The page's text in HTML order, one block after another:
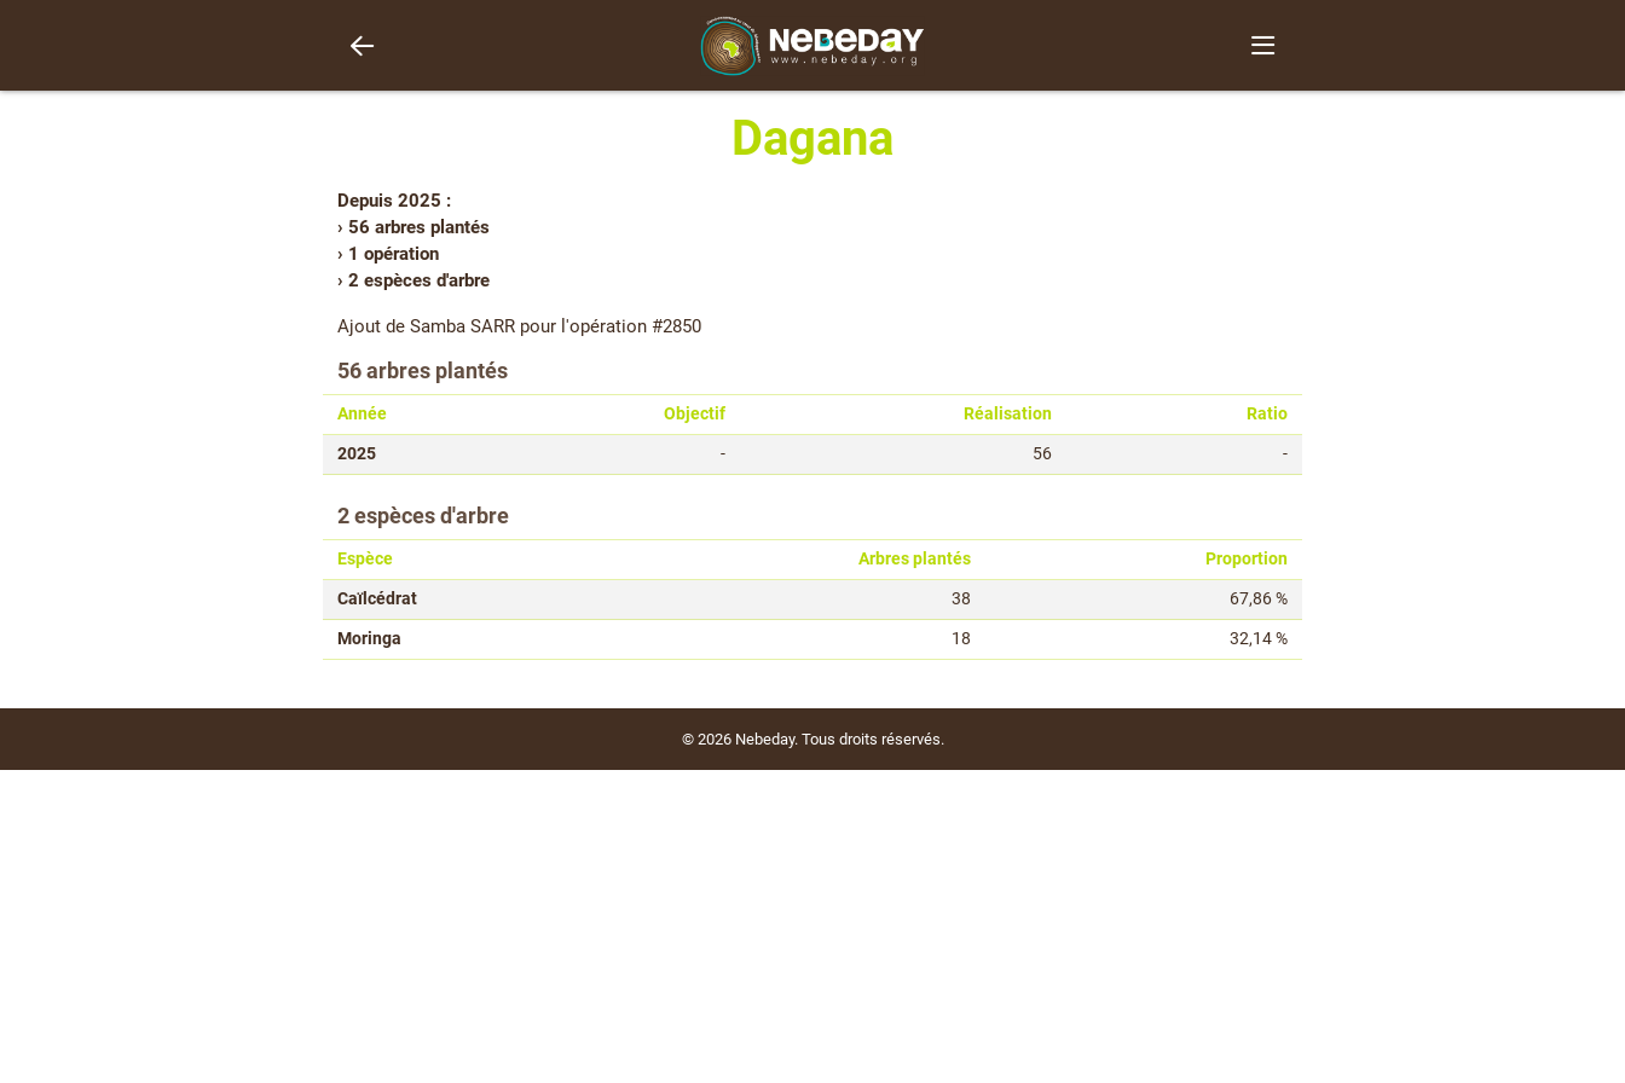
Dagana
Depuis 2025 :
› 56 arbres plantés
› 1 opération
› 2 espèces d'arbre
Ajout de Samba SARR pour l'opération #2850
56 arbres plantés
Année Objectif Réalisation
Ratio
2025
- 56 -
2 espèces d'arbre
Espèce Arbres plantés
Proportion
Caïlcédrat
38
67,86 %
Moringa
18 32,14 %
© 2026 Nebeday. Tous droits réservés.